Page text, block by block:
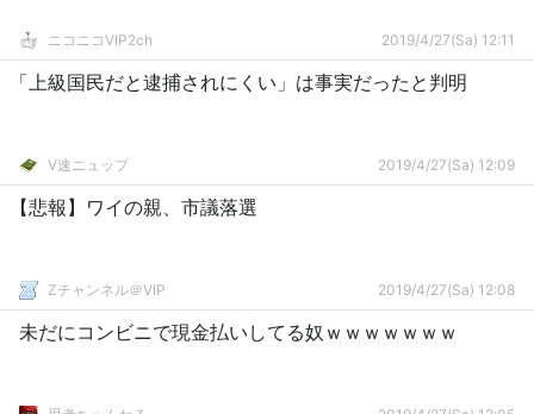
ニコニコVIP2ch 2019/4/27(Sa) 12:11
「上級国民だと逮捕されにくい」は事実だったと判明
V速ニュップ 2019/4/27(Sa) 12:09
【悲報】ワイの親、市議落選
Zチャンネル＠VIP 2019/4/27(Sa) 12:08
未だにコンビニで現金払いしてる奴ｗｗｗｗｗｗｗ